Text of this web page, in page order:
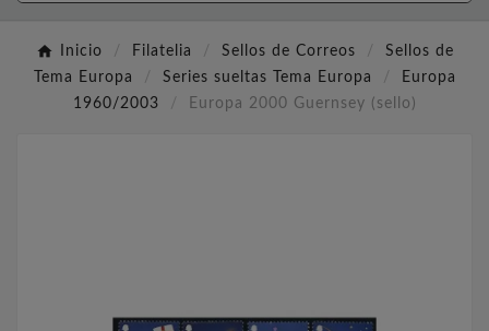
Inicio Filatelia Sellos de Correos
Sellos de
Tema Europa
Series sueltas Tema Europa
Europa
1960/2003
Europa 2000 Guernsey (sello)